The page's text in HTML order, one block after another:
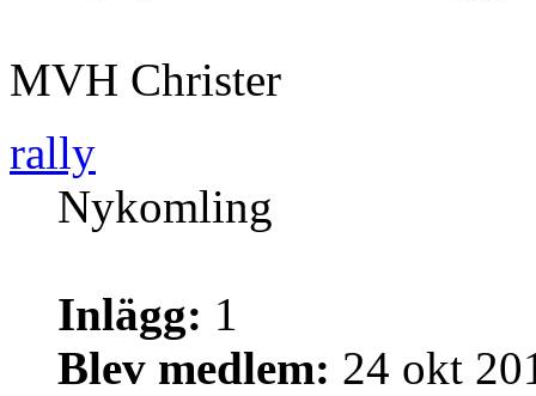
MVH Christer
rally
Nykomling
Inlägg: 1
Blev medlem: 24 okt